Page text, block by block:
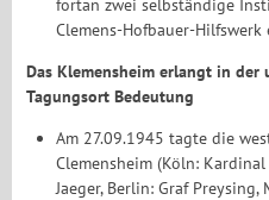
fortan zwei selbständige
Clemens-Hofbauer-Hilfswerk
Das Klemensheim erlangt in
Tagungsort Bedeutung
Am 27.09.1945 tagte die
Clemensheim (Köln:
Jaeger, Berlin: Graf